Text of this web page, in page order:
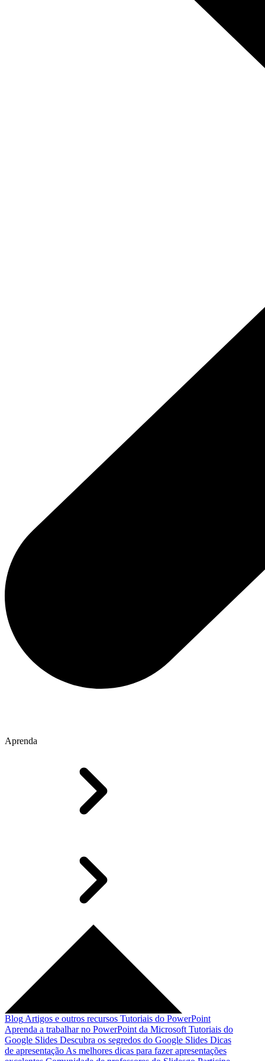
Aprenda
Blog Artigos e outros recursos Tutoriais do PowerPoint
Aprenda a trabalhar no PowerPoint da Microsoft Tutoriais do
Google Slides Descubra os segredos do Google Slides Dicas
de apresentação As melhores dicas para fazer apresentações